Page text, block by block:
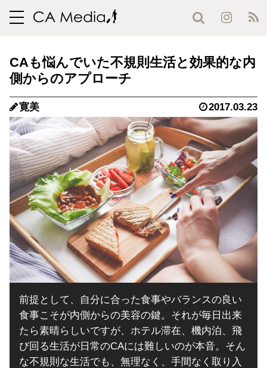
toggle
CAも悩んでいた不規則生活と効果的な内
側からのアプローチ
寛美 2017.03.23
前提として、自分に合った食事やバランスの良い
食事こそが内側からの美容の鍵。それが毎日出来
たら素晴らしいですが、ホテル滞在、機内泊、飛
び回る生活が日常のCAには難しいのが本音。そん
な不規則な生活でも、無理なく、手間なく取り入